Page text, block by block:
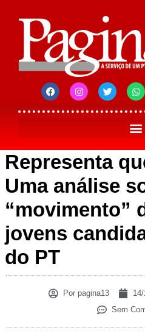
Representa
Uma análise
“movimento”
jovens
do PT
Porpagina13
Sem